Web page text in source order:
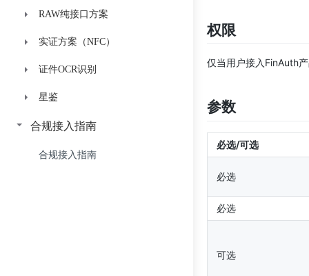
鉴权
获取token
比对认证
计费状态码
历史API接口（V2版本）
Detect API
鉴权
数字身份验证API
加密说明
计费状态码
API接口
Plus版
接入指引
获取Token
跳转活体验证地址
Plus版（意愿活体）
获取Token
跳转活体验证地址
高级版（意愿活体）
接入指引
获取Token
基础版
接入指引
加密说明
界面与兼容性说明
视频录制兼容性说明
RTC兼容性说明
App调用H5兼容性配置指引
验证流程页面UI定制
计费状态码
RAW纯接口方案
接入指引
炫彩活体
JS-SDK引入说明
获取Token参数
开始验证
视频活体
获取随机数字验证码
上传读数视频进行活体验证
静默活体
上传录制视频进行活体验证
常见问题
实证方案（NFC）
接入指引
API接入
鉴权
获取token
加密说明
计费状态码
证件OCR识别
身份证识别基础版接入
API接入
加密说明
身份证识别增强版接入
API接入
外国人永居证识别接入
星鉴
鉴权
星鉴API接口
合规接入指南
合规接入指南
权限
仅当用户接入FinAuth
参数
必选/可选
必选
必选
可选